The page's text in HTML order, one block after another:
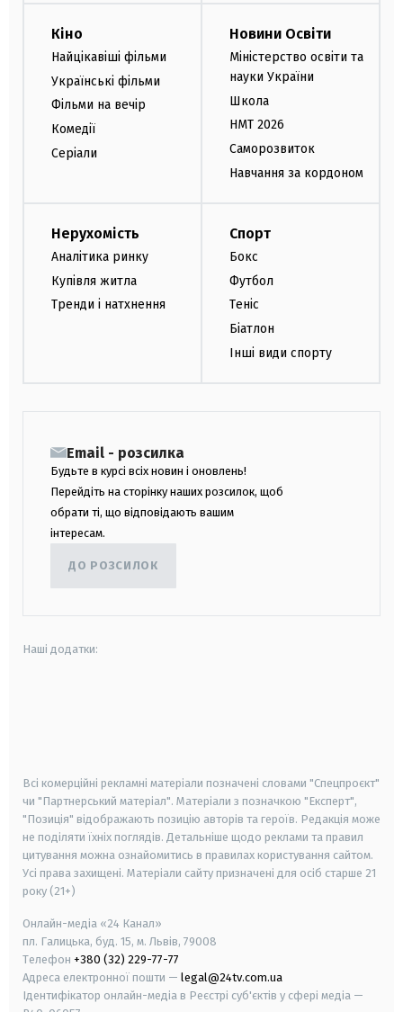
Кіно
Найцікавіші фільми
Українські фільми
Фільми на вечір
Комедії
Серіали
Новини Освіти
Міністерство освіти та
науки України
Школа
НМТ 2026
Саморозвиток
Навчання за кордоном
Нерухомість
Аналітика ринку
Купівля житла
Тренди і натхнення
Спорт
Бокс
Футбол
Теніс
Біатлон
Інші види спорту
Email - розсилка
Будьте в курсі всіх новин і оновлень!
Перейдіть на сторінку наших розсилок, щоб
обрати ті, що відповідають вашим
інтересам.
ДО РОЗСИЛОК
Наші додатки:
Всі комерційні рекламні матеріали позначені словами "Спецпроєкт"
чи "Партнерський матеріал". Матеріали з позначкою "Експерт",
"Позиція" відображають позицію авторів та героїв. Редакція може
не поділяти їхніх поглядів. Детальніше щодо реклами та правил
цитування можна ознайомитись в правилах користування сайтом.
Усі права захищені. Матеріали сайту призначені для осіб старше 21
року (21+)
Онлайн-медіа «24 Канал»
пл. Галицька, буд. 15, м. Львів, 79008
Телефон +380 (32) 229-77-77
Адреса електронної пошти — legal@24tv.com.ua
Ідентифікатор онлайн-медіа в Реєстрі суб'єктів у сфері медіа —